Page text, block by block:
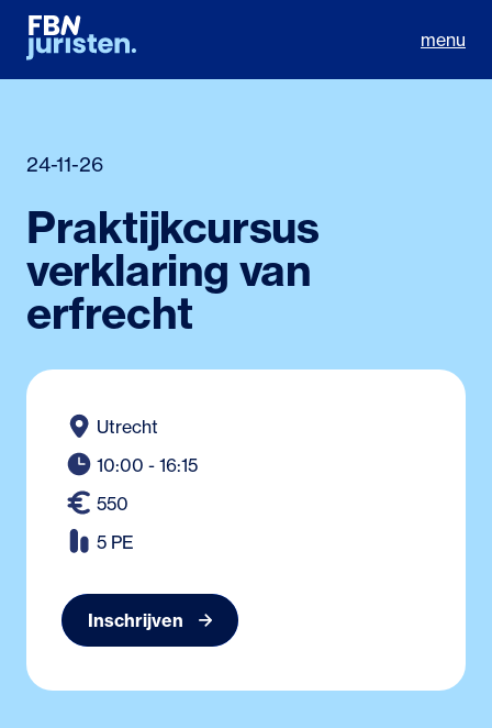
menu
24-11-26
Praktijkcursus
verklaring van
erfrecht
Utrecht
10:00 - 16:15
550
5 PE
Inschrijven